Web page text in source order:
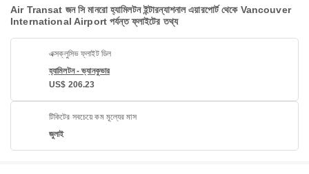
Air Transat জন সি মানরো হ্যামিলটন ইন্টারন্যাশনাল এয়ারপোর্ট থেকে Vancouver
International Airport পর্যন্ত ফ্লাইটের তথ্য
এক্সক্লুসিভ ফ্লাইট ডিল
হ্যামিলটন - ভ্যানকুভার
US$ 206.23
টিকিটের সবচেয়ে কম মূল্যের মাস
জুলাই